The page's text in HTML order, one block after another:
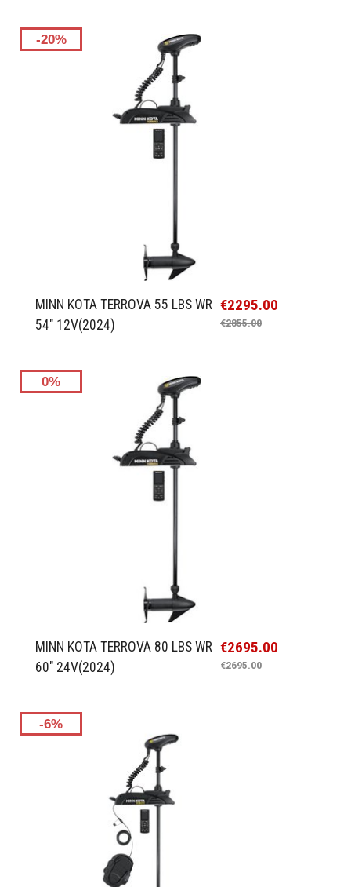
-20%
MINN KOTA TERROVA 55 LBS WR
54" 12V(2024)
€2295.00
€2855.00
0%
MINN KOTA TERROVA 80 LBS WR
60" 24V(2024)
€2695.00
€2695.00
-6%